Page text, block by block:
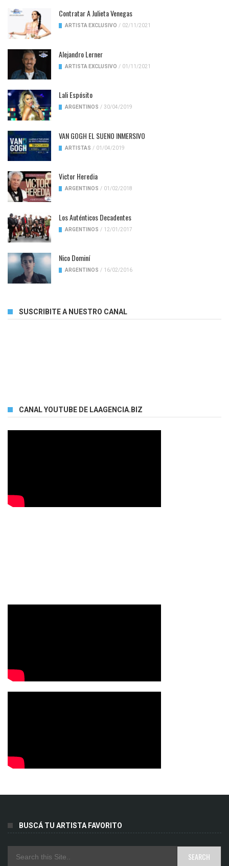
Contratar A Julieta Venegas
ARTISTA EXCLUSIVO / 02/11/2021
Alejandro Lerner
ARTISTA EXCLUSIVO / 01/11/2021
Lali Espósito
ARGENTINOS / 30/04/2019
VAN GOGH EL SUENO INMERSIVO
ARTISTAS / 01/04/2019
Victor Heredia
ARGENTINOS / 01/02/2018
Los Auténticos Decadentes
ARGENTINOS / 12/01/2017
Nico Dominí
ARGENTINOS / 16/02/2016
SUSCRIBITE A NUESTRO CANAL
CANAL YOUTUBE DE LAAGENCIA.BIZ
BUSCÁ TU ARTISTA FAVORITO